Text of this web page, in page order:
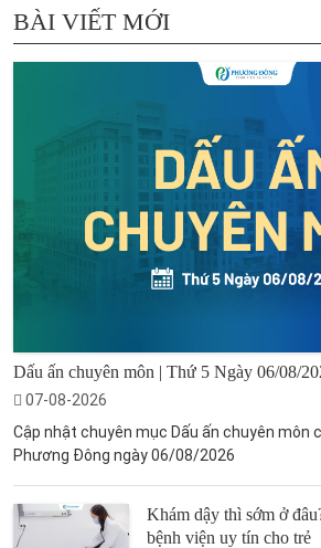
BÀI VIẾT MỚI
Dấu ấn chuyên môn | Thứ 5 Ngày 06/08/
07-08-2026
Cập nhật chuyên mục Dấu ấn chuyên môn
Phương Đông ngày 06/08/2026
Khám dậy thì sớm ở
bệnh viện uy tín cho trẻ